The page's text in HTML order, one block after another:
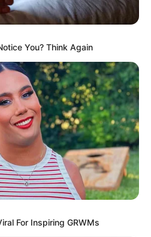
You? Think Again
For Inspiring GRWMs